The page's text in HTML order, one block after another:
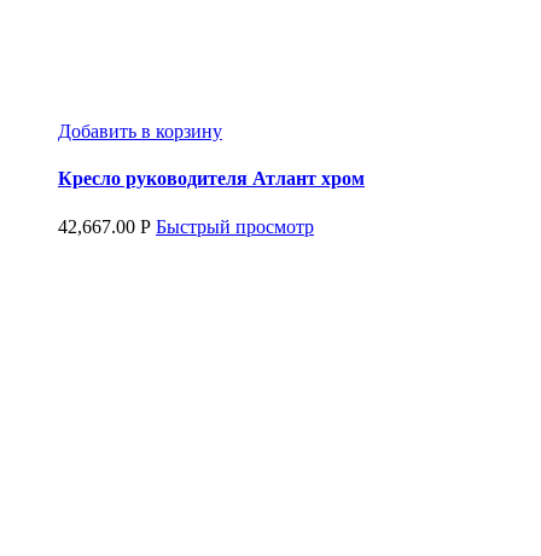
Добавить в корзину
Кресло руководителя Атлант хром
42,667.00 Р Быстрый просмотр